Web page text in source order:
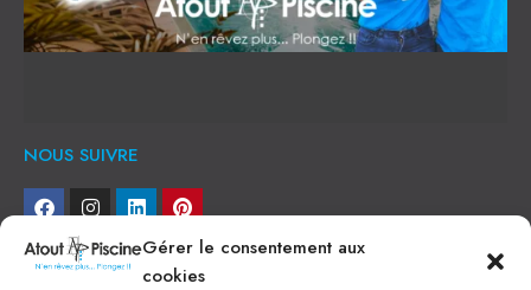
Gérer le consentement aux
cookies
NOUS SUIVRE
NEWSLETTER